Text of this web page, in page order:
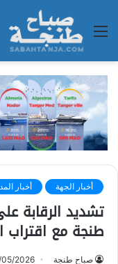
القائمة
أخبار الجهة أخبار
تشديد
طنجة مع اقتراب
صباح طنجة 2026